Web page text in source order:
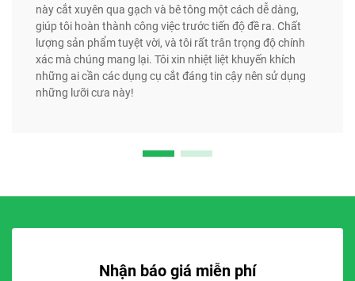
này cắt xuyên qua gạch và bê tông một cách dễ dàng,
giúp tôi hoàn thành công việc trước tiến độ đề ra. Chất
lượng sản phẩm tuyệt vời, và tôi rất trân trọng độ chính
xác mà chúng mang lại. Tôi xin nhiệt liệt khuyến khích
những ai cần các dụng cụ cắt đáng tin cậy nên sử dụng
những lưỡi cưa này!
Nhận báo giá miễn phí